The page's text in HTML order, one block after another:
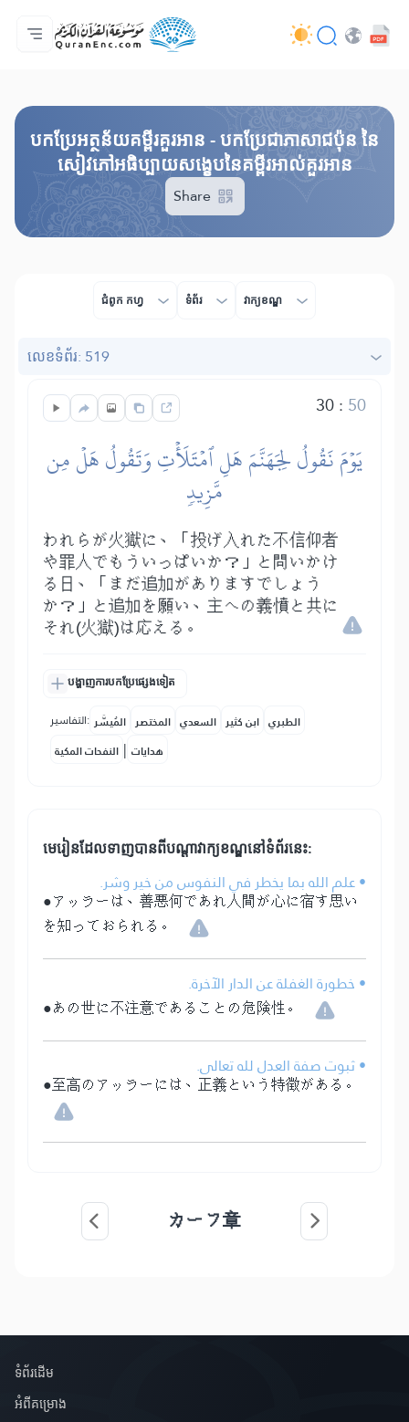
ទំព័រ​ដេីម
មាតិកានៃការបកប្រែ
Audio
សេវាកម្មសម្រាប់អ្នកអភិវឌ្ឍន៍ - API
អំពី​គម្រោង
ទំនាក់ទំងមកកាន់យើងខ្ញុំ
ភាសា
បកប្រែអត្ថន័យគម្ពីរគួរអាន - បកប្រែជាភាសាជប៉ុន នៃ
សៀវភៅអធិប្បាយសង្ខេបនៃគម្ពីរអាល់គួរអាន
Share
ជំពូក​ កហ្វ ទំព័រ វាក្យខណ្ឌ
លេខ​ទំព័រ: 519
30: 50
يَوۡمَ نَقُولُ لِجَهَنَّمَ هَلِ ٱمۡتَلَأۡتِ وَتَقُولُ هَلۡ مِن
مَّزِيدٖ
われらが火獄に、「投げ入れた不信仰者
や罪人でもういっぱいか？」と問いかけ
る日、「まだ追加がありますでしょう
か？」と追加を願い、主への義憤と共に
それ(火獄)は応える。
បង្ហាញការបកប្រែផ្សេងទៀត
التفاسير: المُيسَّر المختصر السعدي ابن كثير الطبري
النفحات المكية | هدايات
មេរៀនដែលទាញបានពីបណ្តាវាក្យខណ្ឌនៅទំព័រនេះ:
• علم الله بما يخطر في النفوس من خير وشر.
●アッラーは、善悪何であれ人間が心に宿す思い
を知っておられる。
• خطورة الغفلة عن الدار الآخرة.
●あの世に不注意であることの危険性。
• ثبوت صفة العدل لله تعالى.
●至高のアッラーには、正義という特徴がある。
カーフ章
ទំព័រ​ដេីម
អំពី​គម្រោង